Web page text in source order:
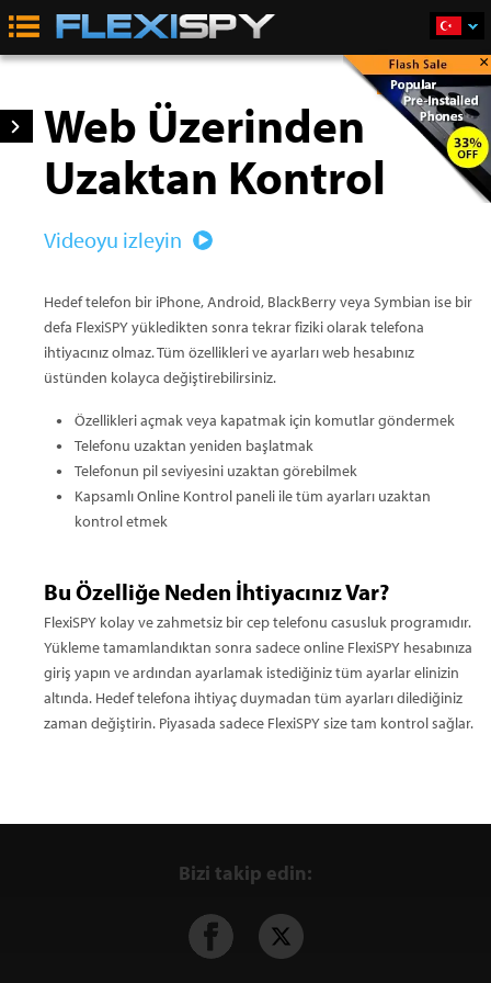
Satın Al ×
Web Üzerinden
Uzaktan Kontrol
Videoyu izleyin
Hedef telefon bir iPhone, Android, BlackBerry veya Symbian ise bir
defa FlexiSPY yükledikten sonra tekrar fiziki olarak telefona
ihtiyacınız olmaz. Tüm özellikleri ve ayarları web hesabınız
üstünden kolayca değiştirebilirsiniz.
Özellikleri açmak veya kapatmak için komutlar göndermek
Telefonu uzaktan yeniden başlatmak
Telefonun pil seviyesini uzaktan görebilmek
Kapsamlı Online Kontrol paneli ile tüm ayarları uzaktan
kontrol etmek
Bu Özelliğe Neden İhtiyacınız Var?
FlexiSPY kolay ve zahmetsiz bir cep telefonu casusluk programıdır.
Yükleme tamamlandıktan sonra sadece online FlexiSPY hesabınıza
giriş yapın ve ardından ayarlamak istediğiniz tüm ayarlar elinizin
altında. Hedef telefona ihtiyaç duymadan tüm ayarları dilediğiniz
zaman değiştirin. Piyasada sadece FlexiSPY size tam kontrol sağlar.
Bizi takip edin: